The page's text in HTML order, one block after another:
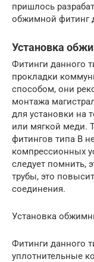
пришлось
обжимной фитинг
Установка
Фитинги данного
прокладки
способом, они
монтажа
для установки на
или мягкой меди.
фитингов типа В
компрессионных
следует помнить,
трубы, это
соединения.
Установка
Фитинги данного
уплотнительные